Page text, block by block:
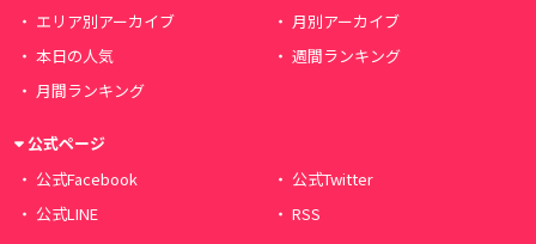
エリア別アーカイブ
月別アーカイブ
本日の人気
週間ランキング
月間ランキング
公式ページ
公式Facebook
公式Twitter
公式LINE
RSS